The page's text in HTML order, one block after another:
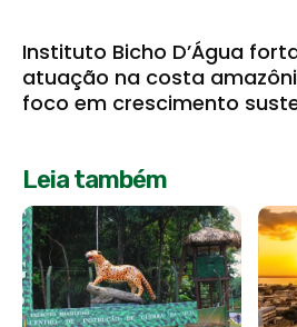
Instituto Bicho D’Água
atuação na costa
foco em crescimento
Leia também